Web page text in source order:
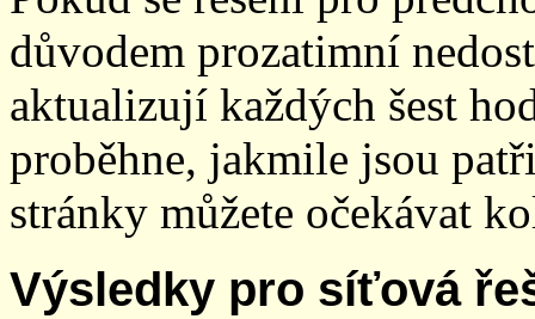
důvodem prozatimní
aktualizují každých šest
proběhne, jakmile jsou
stránky můžete očekávat
Výsledky pro síťová